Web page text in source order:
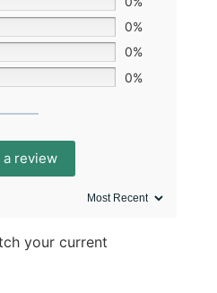
0%
0%
0%
a review
your current